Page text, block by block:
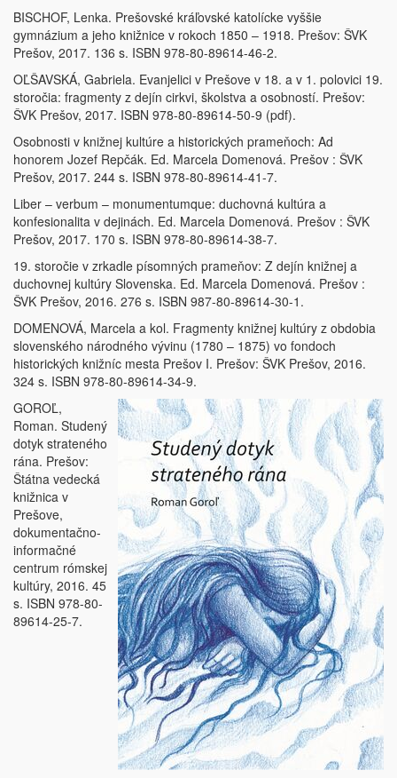
BISCHOF, Lenka. Prešovské kráľovské katolícke vyššie
gymnázium a jeho knižnice v rokoch 1850 – 1918. Prešov: ŠVK
Prešov, 2017. 136 s. ISBN 978-80-89614-46-2.
OĽŠAVSKÁ, Gabriela. Evanjelici v Prešove v 18. a v 1. polovici 19.
storočia: fragmenty z dejín cirkvi, školstva a osobností. Prešov:
ŠVK Prešov, 2017. ISBN 978-80-89614-50-9 (pdf).
Osobnosti v knižnej kultúre a historických prameňoch: Ad
honorem Jozef Repčák. Ed. Marcela Domenová. Prešov : ŠVK
Prešov, 2017. 244 s. ISBN 978-80-89614-41-7.
Liber – verbum – monumentumque: duchovná kultúra a
konfesionalita v dejinách. Ed. Marcela Domenová. Prešov : ŠVK
Prešov, 2017. 170 s. ISBN 978-80-89614-38-7.
19. storočie v zrkadle písomných prameňov: Z dejín knižnej a
duchovnej kultúry Slovenska. Ed. Marcela Domenová. Prešov :
ŠVK Prešov, 2016. 276 s. ISBN 987-80-89614-30-1.
DOMENOVÁ, Marcela a kol. Fragmenty knižnej kultúry z obdobia
slovenského národného vývinu (1780 – 1875) vo fondoch
historických knižníc mesta Prešov I. Prešov: ŠVK Prešov, 2016.
324 s. ISBN 978-80-89614-34-9.
GOROĽ,
Roman. Studený
dotyk strateného
rána. Prešov:
Štátna vedecká
knižnica v
Prešove,
dokumentačno-
informačné
centrum rómskej
kultúry, 2016. 45
s. ISBN 978-80-
89614-25-7.